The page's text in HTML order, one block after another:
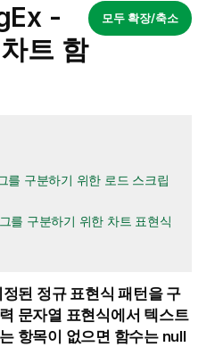
모두 확장/축소
-
트 함
를 구분하기 위한 로드 스크립
를 구분하기 위한 차트 표현식
정된 정규 표현식 패턴을 구
문자열 표현식에서 텍스트
항목이 없으면 함수는 null